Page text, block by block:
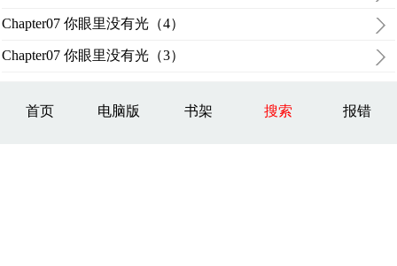
Chapter07 你眼里没有光（4）
Chapter07 你眼里没有光（3）
首页 电脑版 书架 搜索 报错